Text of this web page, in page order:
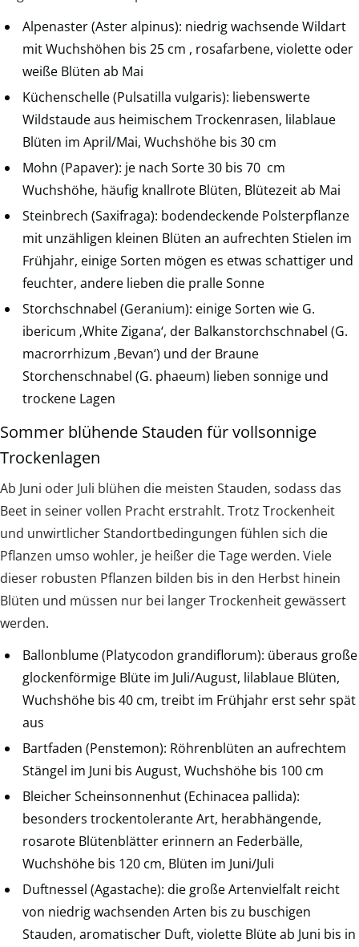
Alpenaster (Aster alpinus): niedrig wachsende Wildart
mit Wuchshöhen bis 25 cm , rosafarbene, violette oder
weiße Blüten ab Mai
Küchenschelle (Pulsatilla vulgaris): liebenswerte
Wildstaude aus heimischem Trockenrasen, lilablaue
Blüten im April/Mai, Wuchshöhe bis 30 cm
Mohn (Papaver): je nach Sorte 30 bis 70 cm
Wuchshöhe, häufig knallrote Blüten, Blütezeit ab Mai
Steinbrech (Saxifraga): bodendeckende Polsterpflanze
mit unzähligen kleinen Blüten an aufrechten Stielen im
Frühjahr, einige Sorten mögen es etwas schattiger und
feuchter, andere lieben die pralle Sonne
Storchschnabel (Geranium): einige Sorten wie G.
ibericum ‚White Zigana‘, der Balkanstorchschnabel (G.
macrorrhizum ‚Bevan‘) und der Braune
Storchenschnabel (G. phaeum) lieben sonnige und
trockene Lagen
Sommer blühende Stauden für vollsonnige
Trockenlagen
Ab Juni oder Juli blühen die meisten Stauden, sodass das
Beet in seiner vollen Pracht erstrahlt. Trotz Trockenheit
und unwirtlicher Standortbedingungen fühlen sich die
Pflanzen umso wohler, je heißer die Tage werden. Viele
dieser robusten Pflanzen bilden bis in den Herbst hinein
Blüten und müssen nur bei langer Trockenheit gewässert
werden.
Ballonblume (Platycodon grandiflorum): überaus große
glockenförmige Blüte im Juli/August, lilablaue Blüten,
Wuchshöhe bis 40 cm, treibt im Frühjahr erst sehr spät
aus
Bartfaden (Penstemon): Röhrenblüten an aufrechtem
Stängel im Juni bis August, Wuchshöhe bis 100 cm
Bleicher Scheinsonnenhut (Echinacea pallida):
besonders trockentolerante Art, herabhängende,
rosarote Blütenblätter erinnern an Federbälle,
Wuchshöhe bis 120 cm, Blüten im Juni/Juli
Duftnessel (Agastache): die große Artenvielfalt reicht
von niedrig wachsenden Arten bis zu buschigen
Stauden, aromatischer Duft, violette Blüte ab Juni bis in